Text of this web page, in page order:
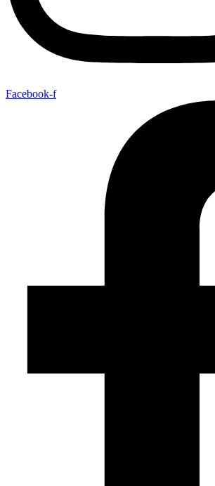
Facebook-f